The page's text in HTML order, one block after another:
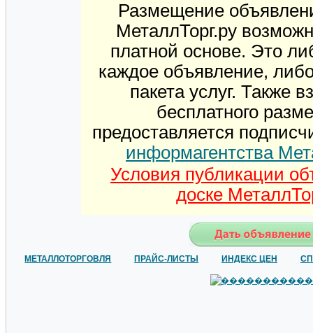
Размещение
МеталлТорг.ру
платной основе. Это
каждое объявление,
пакета услуг. Также
бесплатного
предоставляется
информагентства
Условия публикации
доске
МЕТАЛЛОТОРГОВЛЯ ПРАЙС-ЛИСТЫ ИНДЕКС ЦЕН